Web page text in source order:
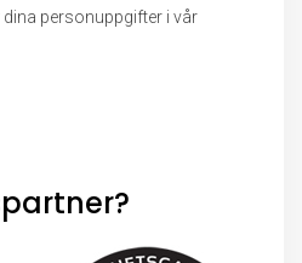
dina personuppgifter i vår